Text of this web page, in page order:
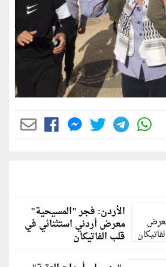
الأردن: فجر "المسيحية"
معرض أردني استثنائي في
قلب الفاتيكان